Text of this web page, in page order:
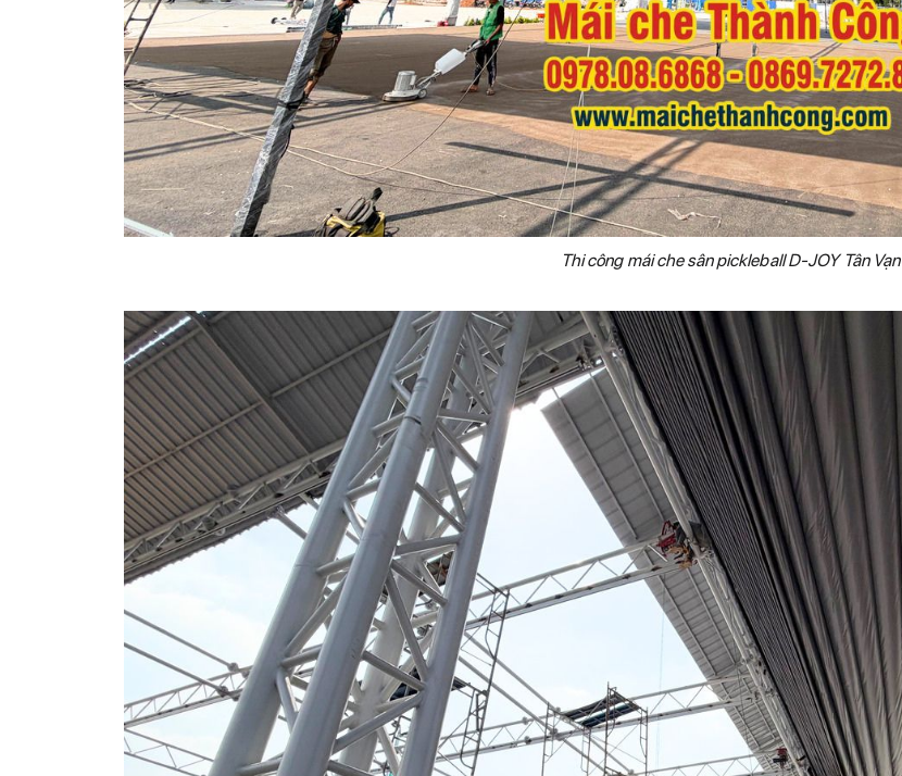
Thi công mái che sân pickleball D-JOY Tân Vạn